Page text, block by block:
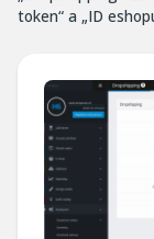
token“ a „ID